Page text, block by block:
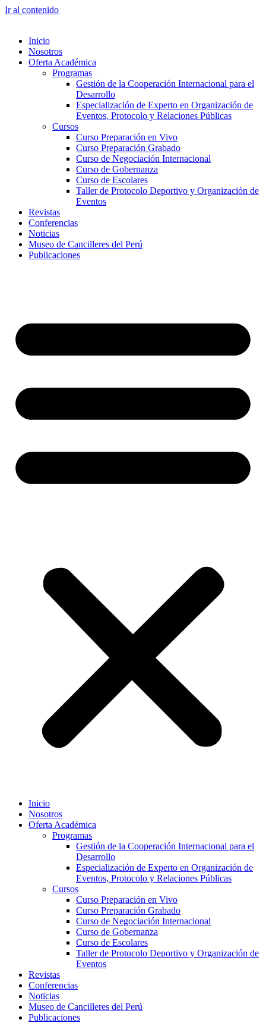
Ir al contenido
Inicio
Nosotros
Oferta Académica
Programas
Gestión de la Cooperación Internacional para el
Desarrollo
Especialización de Experto en Organización de
Eventos, Protocolo y Relaciones Públicas
Cursos
Curso Preparación en Vivo
Curso Preparación Grabado
Curso de Negociación Internacional
Curso de Gobernanza
Curso de Escolares
Taller de Protocolo Deportivo y Organización de
Eventos
Revistas
Conferencias
Noticias
Museo de Cancilleres del Perú
Publicaciones
Inicio
Nosotros
Oferta Académica
Programas
Gestión de la Cooperación Internacional para el
Desarrollo
Especialización de Experto en Organización de
Eventos, Protocolo y Relaciones Públicas
Cursos
Curso Preparación en Vivo
Curso Preparación Grabado
Curso de Negociación Internacional
Curso de Gobernanza
Curso de Escolares
Taller de Protocolo Deportivo y Organización de
Eventos
Revistas
Conferencias
Noticias
Museo de Cancilleres del Perú
Publicaciones